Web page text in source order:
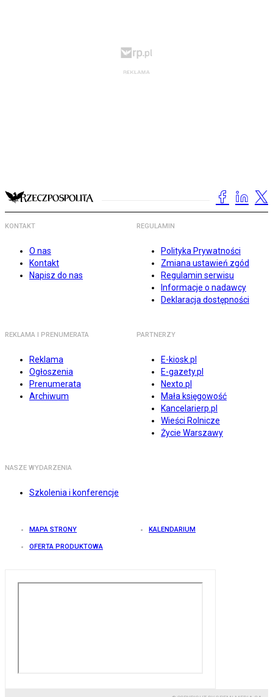
KONTAKT
O nas
Kontakt
Napisz do nas
REGULAMIN
Polityka Prywatności
Zmiana ustawień zgód
Regulamin serwisu
Informacje o nadawcy
Deklaracja dostępności
REKLAMA I PRENUMERATA
Reklama
Ogłoszenia
Prenumerata
Archiwum
PARTNERZY
E-kiosk.pl
E-gazety.pl
Nexto.pl
Mała księgowość
Kancelarierp.pl
Wieści Rolnicze
Życie Warszawy
NASZE WYDARZENIA
Szkolenia i konferencje
MAPA STRONY KALENDARIUM
OFERTA PRODUKTOWA